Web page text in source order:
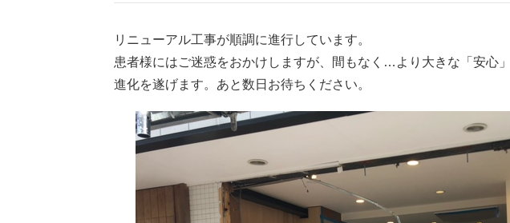
リニューアル工事が順調に進行しています。
患者様にはご迷惑をおかけしますが、間もなく…より大きな「安心
進化を遂げます。あと数日お待ちください。